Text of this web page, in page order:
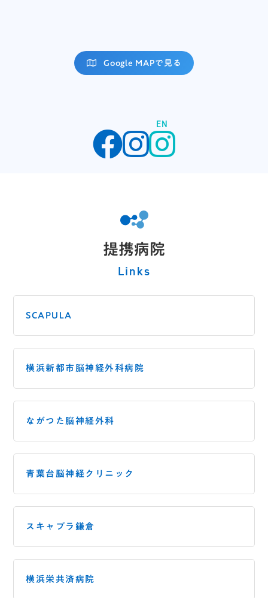
Google MAPで見る
EN
提携病院
Links
SCAPULA
横浜新都市脳神経外科病院
ながつた脳神経外科
青葉台脳神経クリニック
スキャプラ鎌倉
横浜栄共済病院